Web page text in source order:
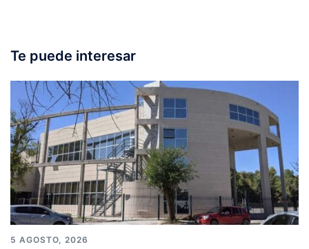
Te puede interesar
5 AGOSTO, 2026